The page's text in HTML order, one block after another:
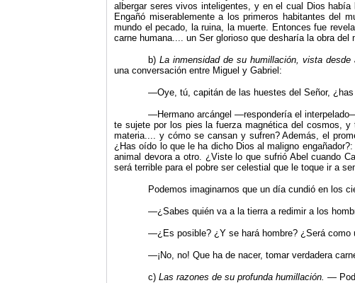
albergar seres vivos inteligentes, y en el cual Dios
Engañó miserablemente a los primeros habitantes del
mundo el pecado, la ruina, la muerte. Entonces fue
carne humana.... un Ser glorioso que desharía la obra
b) La inmensidad de su humillación, vista desde
una conversación entre Miguel y Gabriel:
—Oye, tú, capitán de las huestes del Señor,
—Hermano arcángel —respondería el
te sujete por los pies la fuerza magnética del cosmos,
materia.... y cómo se cansan y sufren? Además, el
¿Has oído lo que le ha dicho Dios al maligno engañador?:
animal devora a otro. ¿Viste lo que sufrió Abel cuando
será terrible para el pobre ser celestial que le toque ir a
Podemos imaginarnos que un día cundió en los
—¿Sabes quién va a la tierra a redimir a los
—¿Es posible? ¿Y se hará hombre? ¿Será como
—¡No, no! Que ha de nacer, tomar verdadera
c) Las razones de su profunda humillación. —